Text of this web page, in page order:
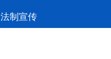
法制宣传